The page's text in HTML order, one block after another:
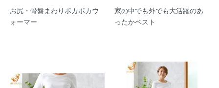
お尻・骨盤まわりポカポカウ
ォーマー
家の中でも外でも大活躍のあ
ったかベスト